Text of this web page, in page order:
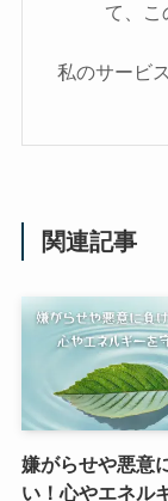
て、こ
私のサービ
関連記事
嫌がらせや悪意
い！心やエネル